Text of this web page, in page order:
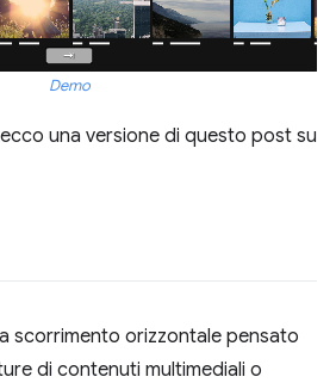
Demo
una versione di questo post su
scorrimento orizzontale pensato
di contenuti multimediali o